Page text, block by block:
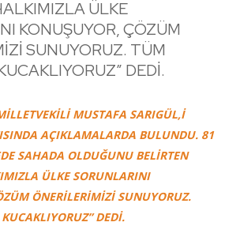
ÜLKE
KONUŞUYOR, ÇÖZÜM
SUNUYORUZ. TÜM
DEDİ.
MUSTAFA SARIGÜL,İ
AÇIKLAMALARDA BULUNDU. 81
SAHADA OLDUĞUNU BELİRTEN
ÜLKE SORUNLARINI
ÖNERİLERİMİZİ SUNUYORUZ.
DEDİ.